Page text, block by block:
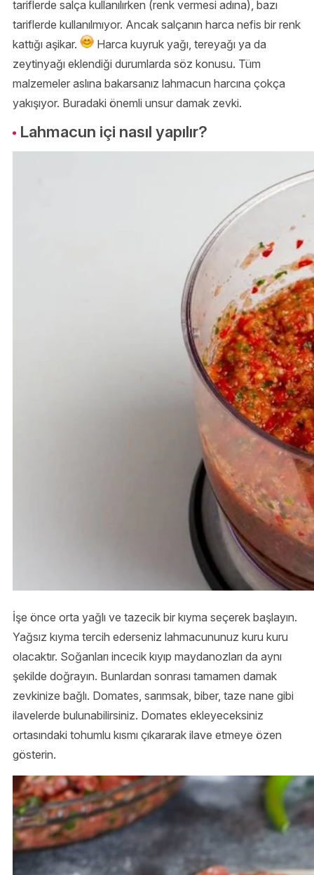
tariflerde salça kullanılırken (renk vermesi adına), bazı
tariflerde kullanılmıyor. Ancak salçanın harca nefis bir renk
kattığı aşikar.
Harca kuyruk yağı, tereyağı ya da
zeytinyağı eklendiği durumlarda söz konusu. Tüm
malzemeler aslına bakarsanız lahmacun harcına çokça
yakışıyor. Buradaki önemli unsur damak zevki.
Lahmacun içi nasıl yapılır?
İşe önce orta yağlı ve tazecik bir kıyma seçerek başlayın.
Yağsız kıyma tercih ederseniz lahmacununuz kuru kuru
olacaktır. Soğanları incecik kıyıp maydanozları da aynı
şekilde doğrayın. Bunlardan sonrası tamamen damak
zevkinize bağlı. Domates, sarımsak, biber, taze nane gibi
ilavelerde bulunabilirsiniz. Domates ekleyeceksiniz
ortasındaki tohumlu kısmı çıkararak ilave etmeye özen
gösterin.